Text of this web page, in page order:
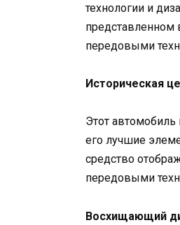
технологии и
представленном
передовыми
Историческая
Этот автомобиль
его лучшие
средство
передовыми
Восхищающий